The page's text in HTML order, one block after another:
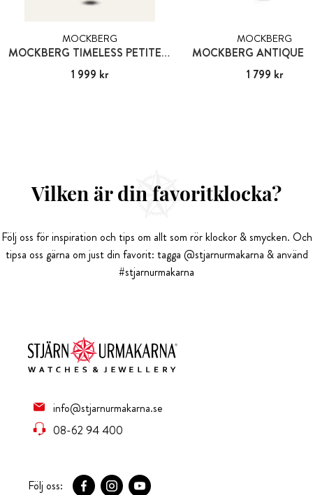
MOCKBERG
MOCKBERG TIMELESS PETITE SILVER
Pris :1 999 kr
1 999 kr
MOCKBERG
MOCKBERG ANTIQUE
Pris :1 799 kr
1 799 kr
Vilken är din favoritklocka?
Följ oss för inspiration och tips om allt som rör klockor & smycken. Och
tipsa oss gärna om just din favorit: tagga @stjarnurmakarna & använd
#stjarnurmakarna
info@stjarnurmakarna.se
08-62 94 400
Följ oss: